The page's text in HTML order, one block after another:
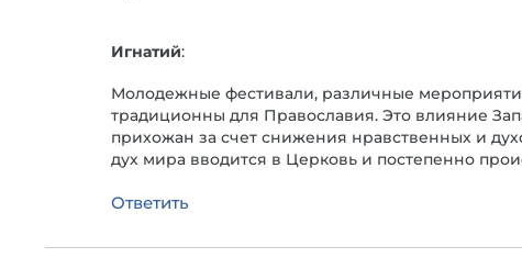
Игнатий:
Молодежные фестивали, различные
традиционны для Православия. Это влияние
прихожан за счет снижения нравственных и
дух мира вводится в Церковь и постепенно
Ответить